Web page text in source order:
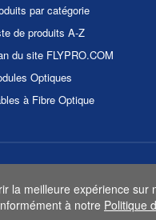
par catégorie
de produits A-Z
du site FLYPRO.COM
Optiques
à Fibre Optique
la meilleure expérience
à notre Politique